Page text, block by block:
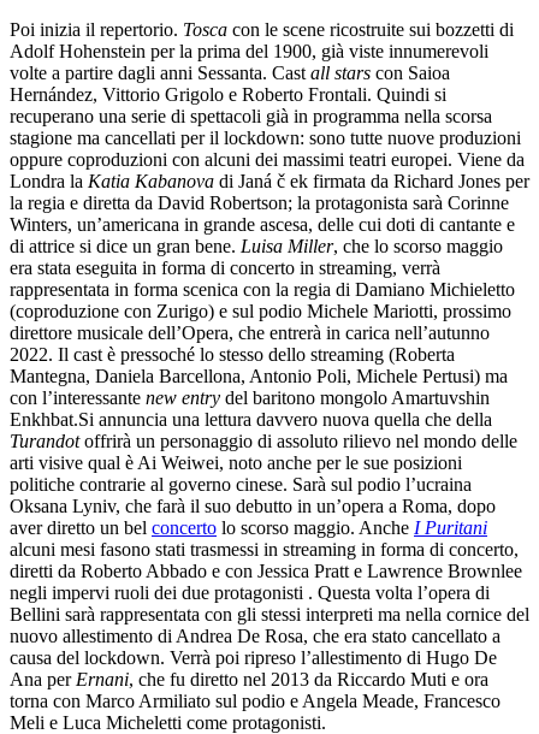
Poi inizia il repertorio. Tosca con le scene ricostruite sui bozzetti di
Adolf Hohenstein per la prima del 1900, già viste innumerevoli
volte a partire dagli anni Sessanta. Cast all stars con Saioa
Hernández, Vittorio Grigolo e Roberto Frontali. Quindi si
recuperano una serie di spettacoli già in programma nella scorsa
stagione ma cancellati per il lockdown: sono tutte nuove produzioni
oppure coproduzioni con alcuni dei massimi teatri europei. Viene da
Londra la Katia Kabanova di Janá č ek firmata da Richard Jones per
la regia e diretta da David Robertson; la protagonista sarà Corinne
Winters, un’americana in grande ascesa, delle cui doti di cantante e
di attrice si dice un gran bene. Luisa Miller, che lo scorso maggio
era stata eseguita in forma di concerto in streaming, verrà
rappresentata in forma scenica con la regia di Damiano Michieletto
(coproduzione con Zurigo) e sul podio Michele Mariotti, prossimo
direttore musicale dell’Opera, che entrerà in carica nell’autunno
2022. Il cast è pressoché lo stesso dello streaming (Roberta
Mantegna, Daniela Barcellona, Antonio Poli, Michele Pertusi) ma
con l’interessante new entry del baritono mongolo Amartuvshin
Enkhbat.Si annuncia una lettura davvero nuova quella che della
Turandotoffrirà un personaggio di assoluto rilievo nel mondo delle
arti visive qual è Ai Weiwei, noto anche per le sue posizioni
politiche contrarie al governo cinese. Sarà sul podio l’ucraina
Oksana Lyniv, che farà il suo debutto in un’opera a Roma, dopo
aver diretto un bel concerto lo scorso maggio. Anche I Puritani
alcuni mesi fasono stati trasmessi in streaming in forma di concerto,
diretti da Roberto Abbado e con Jessica Pratt e Lawrence Brownlee
negli impervi ruoli dei due protagonisti . Questa volta l’opera di
Bellini sarà rappresentata con gli stessi interpreti ma nella cornice del
nuovo allestimento di Andrea De Rosa, che era stato cancellato a
causa del lockdown. Verrà poi ripreso l’allestimento di Hugo De
Ana per Ernani, che fu diretto nel 2013 da Riccardo Muti e ora
torna con Marco Armiliato sul podio e Angela Meade, Francesco
Meli e Luca Micheletti come protagonisti.